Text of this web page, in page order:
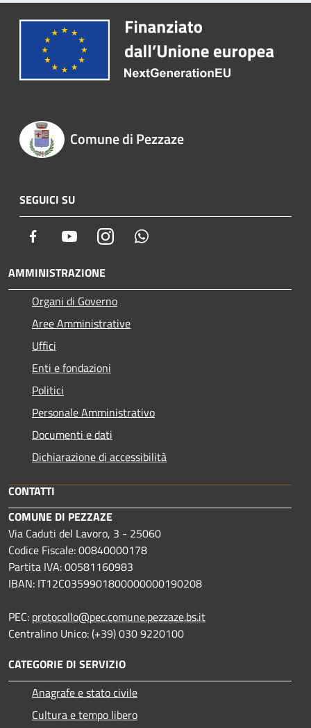
Comune di Pezzaze
SEGUICI SU
Facebook YoutubeInstagram
AMMINISTRAZIONE
Organi di Governo
Aree Amministrative
Uffici
Enti e fondazioni
Politici
Personale Amministrativo
Documenti e dati
Dichiarazione di accessibilità
CONTATTI
COMUNE DI PEZZAZE
Via Caduti del Lavoro, 3 - 25060
Codice Fiscale: 00840000178
Partita IVA: 00581160983
IBAN: IT12C0359901800000000190208
PEC: protocollo@pec.comune.pezzaze.bs.it
Centralino Unico: (+39) 030 9220100
CATEGORIE DI SERVIZIO
Anagrafe e stato civile
Cultura e tempo libero